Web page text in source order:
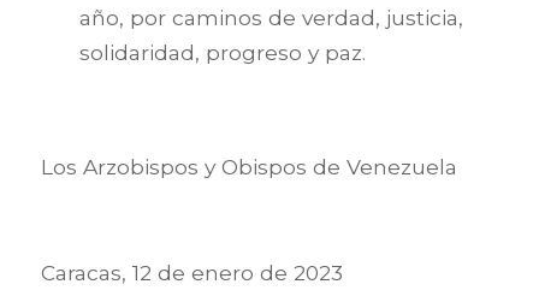
año, por caminos de verdad, justicia,
solidaridad, progreso y paz.
Los Arzobispos y Obispos de Venezuela
Caracas, 12 de enero de 2023